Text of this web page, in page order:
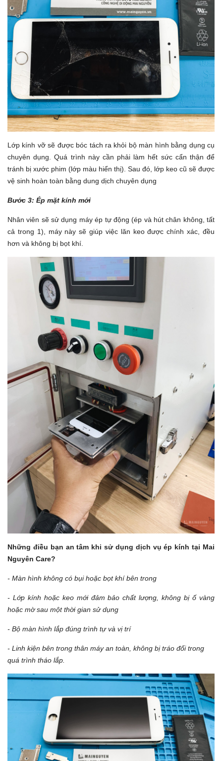
Lớp kính vỡ sẽ được bóc tách ra khỏi bộ màn hình bằng dụng cụ
chuyên dụng. Quá trình này cần phải làm hết sức cẩn thận để
tránh bị xước phim (lớp màu hiển thị). Sau đó, lớp keo cũ sẽ được
vệ sinh hoàn toàn bằng dung dịch chuyên dụng
Bước 3: Ép mặt kính mới
Nhân viên sẽ sử dụng máy ép tự động (ép và hút chân không, tất
cả trong 1), máy này sẽ giúp việc lăn keo được chính xác, đều
hơn và không bị bọt khí.
Những điều bạn an tâm khi sử dụng dịch vụ ép kính tại Mai
Nguyên Care?
- Màn hình không có bụi hoặc bọt khí bên trong
- Lớp kính hoặc keo mới đảm bảo chất lượng, không bị ố vàng
hoặc mờ sau một thời gian sử dụng
- Bộ màn hình lắp đúng trình tự và vị trí
- Linh kiện bên trong thân máy an toàn, không bị tráo đổi trong
quá trình tháo lắp.